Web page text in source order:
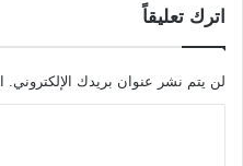
اترك تعليقاً
لن يتم نشر عنوان بريدك الإلكتروني.